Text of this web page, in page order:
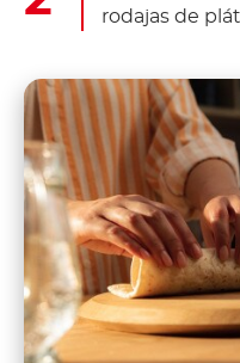
rodajas de